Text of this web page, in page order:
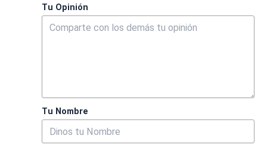
Tu Opinión
Tu Nombre